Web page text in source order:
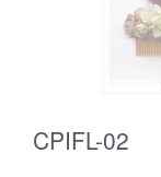
CPIFL-02